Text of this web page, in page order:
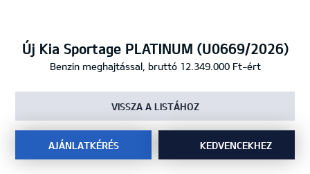
Új Kia Sportage PLATINUM (U0669/2026)
Benzin meghajtással, bruttó 12.349.000 Ft-ért
VISSZA A LISTÁHOZ
AJÁNLATKÉRÉS KEDVENCEKHEZ